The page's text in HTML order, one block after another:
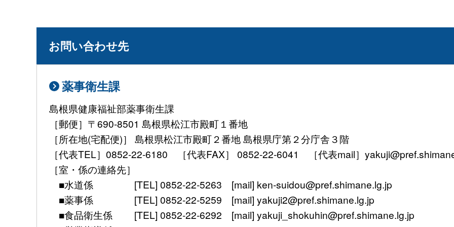
お問い合わせ先
薬事衛生課
島根県健康福祉部薬事衛生課
［郵便］〒690-8501 島根県松江市殿町１番地
［所在地(宅配便)］ 島根県松江市殿町２番地 島根県庁第２分庁舎３階
［代表TEL］0852-22-6180 ［代表FAX］ 0852-22-6041 ［代表mail］
［室・係の連絡先］
■水道係 [TEL] 0852-22-5263 [mail] ken-suidou@pref.shimane.lg.jp
■薬事係 [TEL] 0852-22-5259 [mail] yakuji2@pref.shimane.lg.jp
■食品衛生係 [TEL] 0852-22-6292 [mail] yakuji_shokuhin@pref.shimane.lg.jp